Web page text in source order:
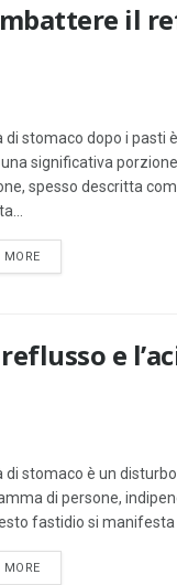
il
di stomaco dopo i
significativa
spesso descritta
MOREDETAILS
e
di stomaco è un
di persone,
fastidio si manifesta
MOREDETAILS